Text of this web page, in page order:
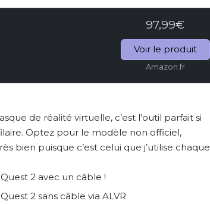
97,99€
Voir le produit
Amazon.fr
de réalité virtuelle, c’est l’outil parfait si
Optez pour le modèle non officiel,
bien puisque c’est celui que j’utilise chaque
2 avec un câble !
2 sans câble via ALVR